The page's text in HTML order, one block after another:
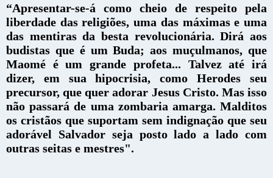
“Apresentar-se-á como cheio de respeito pela
liberdade das religiões, uma das máximas e uma
das mentiras da besta revolucionária. Dirá aos
budistas que é um Buda; aos muçulmanos, que
Maomé é um grande profeta... Talvez até irá
dizer, em sua hipocrisia, como Herodes seu
precursor, que quer adorar Jesus Cristo. Mas isso
não passará de uma zombaria amarga. Malditos
os cristãos que suportam sem indignação que seu
adorável Salvador seja posto lado a lado com
outras seitas e mestres".